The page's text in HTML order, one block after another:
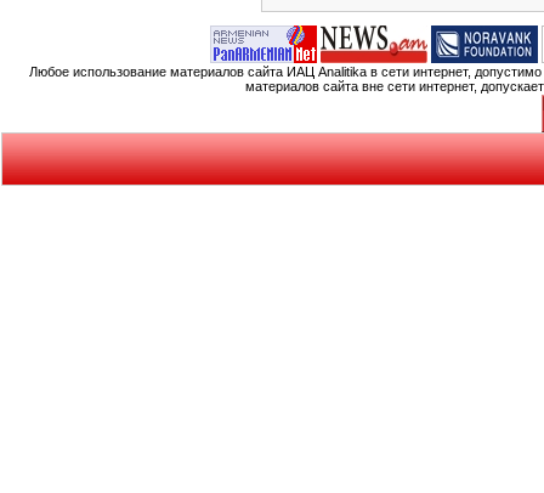
Любое использование материалов сайта ИАЦ Analitika в сети интернет,
материалов сайта вне сети интернет,